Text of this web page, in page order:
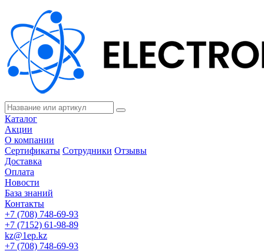
Каталог
Акции
О компании
Сертификаты Сотрудники Отзывы
Доставка
Оплата
Новости
База знаний
Контакты
+7 (708) 748-69-93
+7 (7152) 61-98-89
kz@1ep.kz
+7 (708) 748-69-93